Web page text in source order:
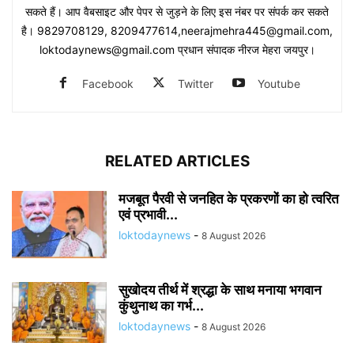
सकते हैं। आप वैबसाइट और पेपर से जुड़ने के लिए इस नंबर पर संपर्क कर सकते
है। 9829708129, 8209477614,neerajmehra445@gmail.com,
loktodaynews@gmail.com प्रधान संपादक नीरज मेहरा जयपुर।
Facebook Twitter Youtube
RELATED ARTICLES
मजबूत पैरवी से जनहित के प्रकरणों का हो त्वरित
एवं प्रभावी...
loktodaynews - 8 August 2026
सुखोदय तीर्थ में श्रद्धा के साथ मनाया भगवान
कुंथुनाथ का गर्भ...
loktodaynews - 8 August 2026